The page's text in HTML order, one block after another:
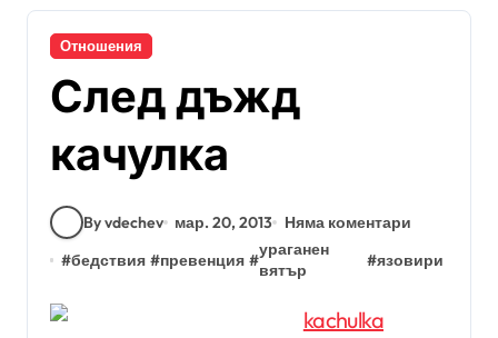
Отношения
След дъжд
качулка
By vdechev мар. 20, 2013
Няма коментари
#бедствия #превенция #
ураганен
вятър
#язовири